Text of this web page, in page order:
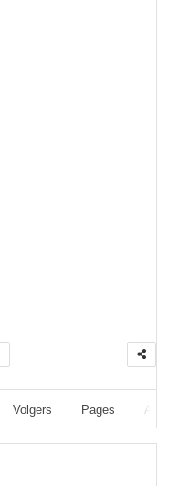
Volgers Pages